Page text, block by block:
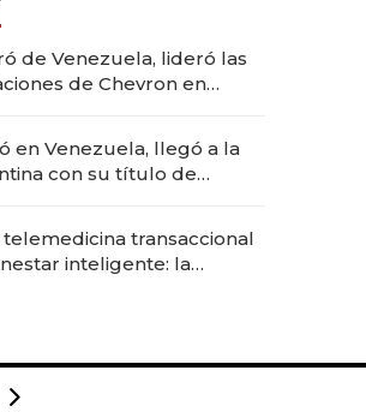
de Venezuela, lideró las
de Chevron en
en Venezuela, llegó a la
con su título de
"fast premium"
telemedicina transaccional
inteligente: la